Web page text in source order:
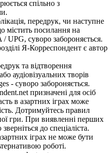
спільно з
передрук, чи наступне
містить посилання на
UPG, суворо забороняється.
Я-Корреспондент є автор
та відтворення
аудіовізуальних творів
- суворо забороняється.
призначені для осіб
в азартних іграх може
Дотримуйтесь правил
гри. При виявленні перших
до спеціаліста.
іграх не може бути
роботі.